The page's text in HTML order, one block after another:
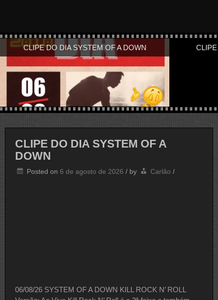
CLIPE DO DIA SYSTEM OF A DOWN
CLIPE DO DIA SYSTEM OF A
DOWN
Posted on 6 de agosto de 2026 / by Carlão /
06/08/26 SYSTEM OF A DOWN KILL ROCK N’ ROLL